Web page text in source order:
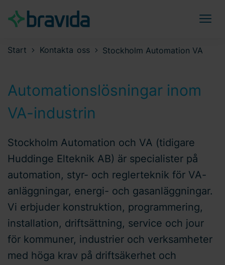
Start Kontakta oss Stockholm Automation VA
Automationslösningar inom
VA-industrin
Stockholm Automation och VA (tidigare
Huddinge Elteknik AB) är specialister på
automation, styr- och reglerteknik för VA-
anläggningar, energi- och gasanläggningar.
Vi erbjuder konstruktion, programmering,
installation, driftsättning, service och jour
för kommuner, industrier och verksamheter
med höga krav på driftsäkerhet och